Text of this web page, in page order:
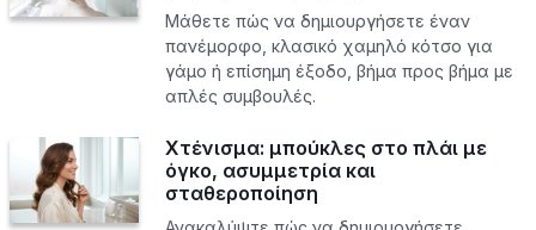
Μάθετε πώς να δημιουργήσετε έναν
πανέμορφο, κλασικό χαμηλό κότσο για
γάμο ή επίσημη έξοδο, βήμα προς βήμα με
απλές συμβουλές.
Χτένισμα: μπούκλες στο πλάι με
όγκο, ασυμμετρία και
σταθεροποίηση